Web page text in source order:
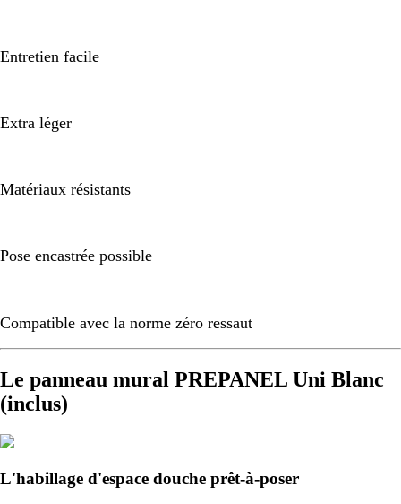
Entretien facile
Extra léger
Matériaux résistants
Pose encastrée possible
Compatible avec la norme zéro ressaut
Le panneau mural PREPANEL Uni Blanc
(inclus)
L'habillage d'espace douche prêt-à-poser